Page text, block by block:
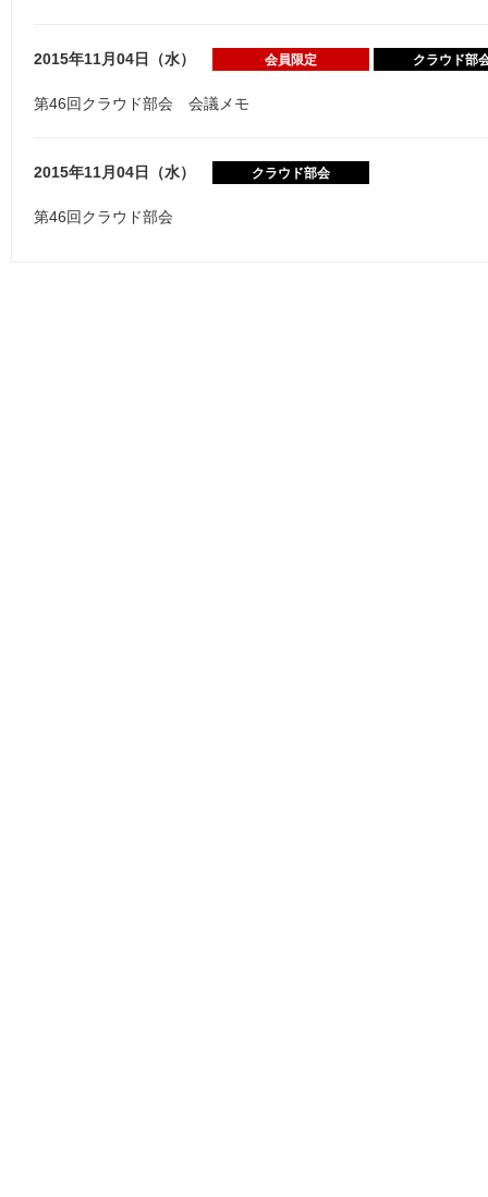
2015年11月04日（水） 会員限定 クラウド部
第46回クラウド部会 会議メモ
2015年11月04日（水） クラウド部会
第46回クラウド部会